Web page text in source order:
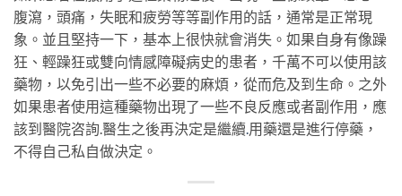
腹瀉，頭痛，失眠和疲勞等等副作用的話，通常是正常現
象。並且堅持一下，基本上很快就會消失。如果自身有像躁
狂、輕躁狂或雙向情感障礙病史的患者，千萬不可以使用該
藥物，以免引出一些不必要的麻煩，從而危及到生命。之外
如果患者使用這種藥物出現了一些不良反應或者副作用，應
該到醫院咨詢.醫生之後再決定是繼續.用藥還是進行停藥，
不得自己私自做決定。